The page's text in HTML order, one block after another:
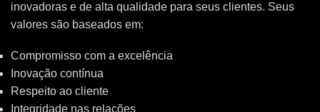
inovadoras e de alta qualidade para seus clientes. Seus
valores são baseados em:
Compromisso com a excelência
Inovação contínua
Respeito ao cliente
Integridade nas relações